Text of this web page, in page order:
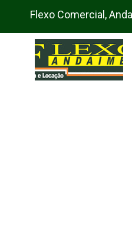
Flexo Comercial,